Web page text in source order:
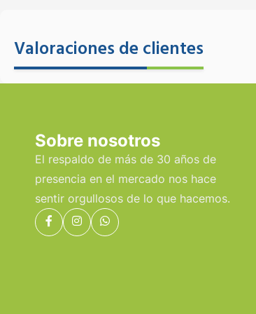
Valoraciones de clientes
Sobre nosotros
El respaldo de más de 30 años de
presencia en el mercado nos hace
sentir orgullosos de lo que hacemos.